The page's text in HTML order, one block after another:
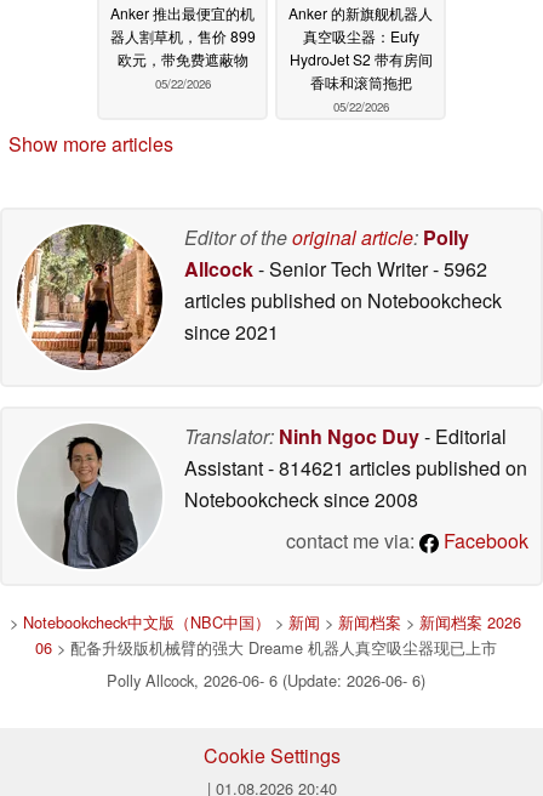
Anker 推出最便宜的机
器人割草机，售价 899
欧元，带免费遮蔽物
05/22/2026
Anker 的新旗舰机器人
真空吸尘器：Eufy
HydroJet S2 带有房间
香味和滚筒拖把
05/22/2026
Show more articles
Editor of theoriginal article: Polly
Allcock- Senior Tech Writer- 5962
articles published on Notebookcheck
since 2021
Translator: Ninh Ngoc Duy- Editorial
Assistant- 814621 articles published on
Notebookchecksince 2008
contact me via:
Facebook
> Notebookcheck中文版（NBC中国） > 新闻 > 新闻档案 > 新闻档案 2026
06> 配备升级版机械臂的强大 Dreame 机器人真空吸尘器现已上市
Polly Allcock, 2026-06- 6 (Update: 2026-06- 6)
Cookie Settings
| 01.08.2026 20:40